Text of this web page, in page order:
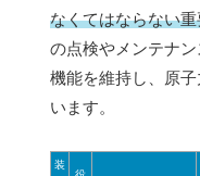
なくてはならない
の点検やメンテナ
機能を維持し、原
います。
装